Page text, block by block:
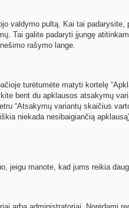
valdymo pultą. Kai tai
Tai galite padaryti įjungę
rašymo lange.
turėtumėte matyti kortelę
bent du apklausos atsakymų
“Atsakymų variantų skaičius
niekada nesibaigiančią
jeigu manote, kad jums reikia